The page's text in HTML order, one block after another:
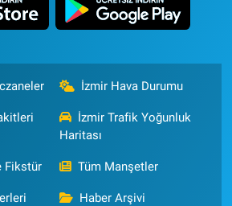
İzmir Hava Durumu
İzmir Trafik Yoğunluk
Haritası
Fikstür Tüm Manşetler
Haber Arşivi